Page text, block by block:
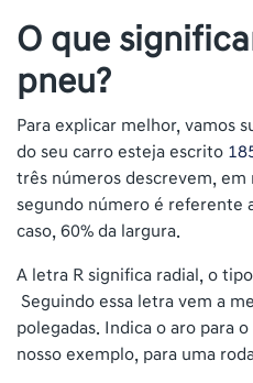
O que
pneu?
Para explicar melhor, vamos
do seu carro esteja escrito
três números descrevem,
segundo número é referente
caso, 60% da largura.
A letra R significa radial, o
Seguindo essa letra vem a
polegadas. Indica o aro para
nosso exemplo, para uma